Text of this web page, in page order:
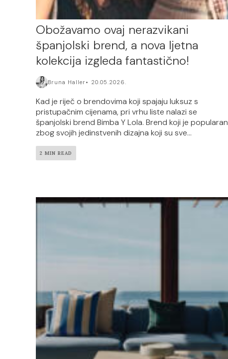
Obožavamo ovaj nerazvikani
španjolski brend, a nova ljetna
kolekcija izgleda fantastično!
Bruna Haller 20.05.2026.
Kad je riječ o brendovima koji spajaju luksuz s
pristupačnim cijenama, pri vrhu liste nalazi se
španjolski brend Bimba Y Lola. Brend koji je popularan
zbog svojih jedinstvenih dizajna koji su sve...
2 MIN READ